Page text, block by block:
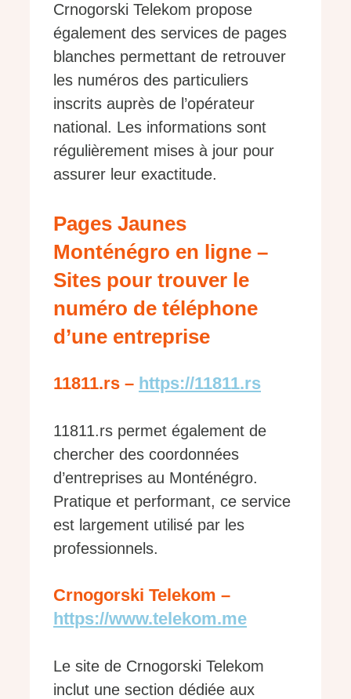
Crnogorski Telekom propose
également des services de pages
blanches permettant de retrouver
les numéros des particuliers
inscrits auprès de l’opérateur
national. Les informations sont
régulièrement mises à jour pour
assurer leur exactitude.
Pages Jaunes
Monténégro en ligne –
Sites pour trouver le
numéro de téléphone
d’une entreprise
11811.rs – https://11811.rs
11811.rs permet également de
chercher des coordonnées
d’entreprises au Monténégro.
Pratique et performant, ce service
est largement utilisé par les
professionnels.
Crnogorski Telekom –
https://www.telekom.me
Le site de Crnogorski Telekom
inclut une section dédiée aux